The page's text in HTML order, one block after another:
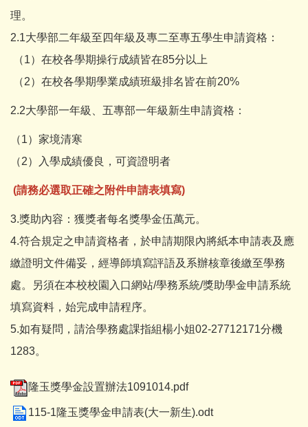
理。
2.1大學部二年級至四年級及專二至專五學生申請資格：
（1）在校各學期操行成績皆在85分以上
（2）在校各學期學業成績班級排名皆在前20%
2.2大學部一年級、五專部一年級新生申請資格：
（1）家境清寒
（2）入學成績優良，可資證明者
(請務必選取正確之附件申請表填寫)
3.獎助內容：獲獎者每名獎學金伍萬元。
4.符合規定之申請資格者，於申請期限內將紙本申請表及應
繳證明文件備妥，經導師填寫評語及系辦核章後繳至學務
處。另須在本校校園入口網站/學務系統/獎助學金申請系統
填寫資料，始完成申請程序。
5.如有疑問，請洽學務處課指組楊小姐02-27712171分機
1283。
隆玉獎學金設置辦法1091014.pdf
115-1隆玉獎學金申請表(大一新生).odt